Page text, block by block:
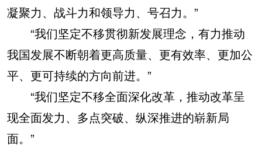
凝聚力、战斗力和领导力、号召力。”
“我们坚定不移贯彻新发展理念，有力推动
我国发展不断朝着更高质量、更有效率、更加公
平、更可持续的方向前进。”
“我们坚定不移全面深化改革，推动改革呈
现全面发力、多点突破、纵深推进的崭新局
面。”